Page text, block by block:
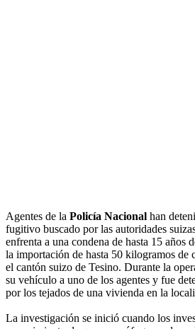
Agentes de la Policía Nacional han
fugitivo buscado por las autoridades
enfrenta a una condena de hasta 15 años
la importación de hasta 50 kilogramos de
el cantón suizo de Tesino. Durante la
su vehículo a uno de los agentes y fue
por los tejados de una vivienda en la
La investigación se inició cuando los